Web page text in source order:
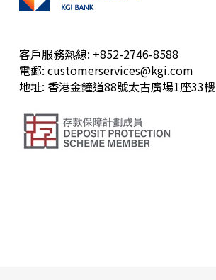
客戶服務熱線: +852-2746-8588
電郵: customerservices@kgi.com
地址: 香港金鐘道88號太古廣場1座33樓